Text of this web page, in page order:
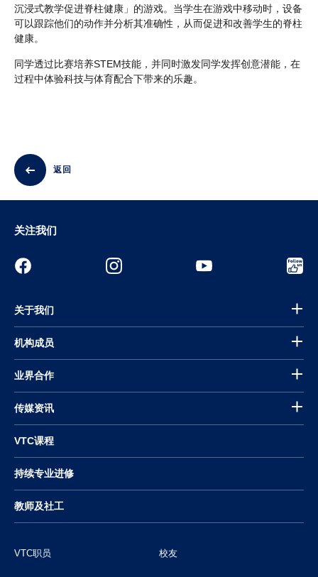
沉浸式教学促进脊柱健康」的游戏。当学生在游戏中移动时，设备
可以跟踪他们的动作并分析其准确性，从而促进和改善学生的脊柱
健康。
同学透过比赛培养STEM技能，并同时激发同学发挥创意潜能，在
过程中体验科技与体育配合下带来的乐趣。
返回
关注我们
关于我们
机构成员
业界合作
传媒资讯
VTC课程
持续专业进修
教师及社工
VTC职员 校友